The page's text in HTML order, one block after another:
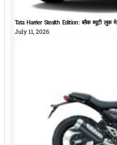
Tata Harrier Stealth Edition: ब्लैक ब्यूटी लुक
July 11, 2026